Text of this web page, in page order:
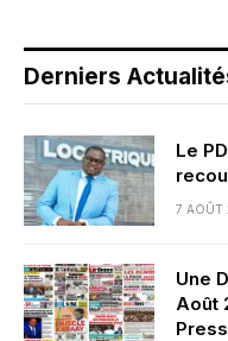
Derniers
Le
7 AOÛT
Une
Août